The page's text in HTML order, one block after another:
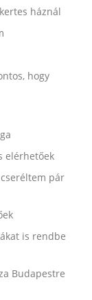
háznál
hogy
elérhetőek
pár
is rendbe
Budapestre